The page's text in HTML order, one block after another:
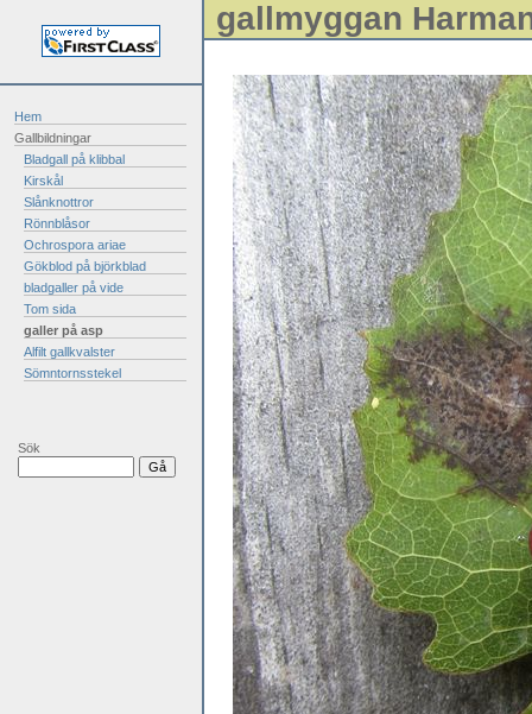
Hem
Gallbildningar
Bladgall på klibbal
Kirskål
Slånknottror
Rönnblåsor
Ochrospora ariae
Gökblod på björkblad
bladgaller på vide
Tom sida
galler på asp
Alfilt gallkvalster
Sömntornsstekel
Sök
gallmyggan